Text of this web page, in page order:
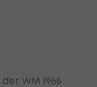
WM 1966